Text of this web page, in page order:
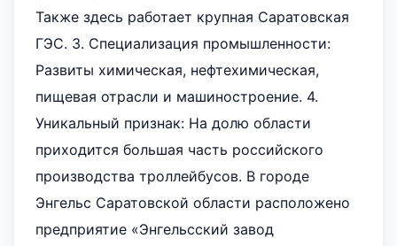
Также здесь работает крупная Саратовская
ГЭС. 3. Специализация промышленности:
Развиты химическая, нефтехимическая,
пищевая отрасли и машиностроение. 4.
Уникальный признак: На долю области
приходится большая часть российского
производства троллейбусов. В городе
Энгельс Саратовской области расположено
предприятие «Энгельсский завод